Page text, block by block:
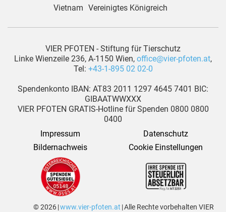
Vietnam Vereinigtes Königreich
VIER PFOTEN - Stiftung für Tierschutz
Linke Wienzeile 236, A-1150 Wien, office@vier-pfoten.at,
Tel: +43-1-895 02 02-0
Spendenkonto IBAN: AT83 2011 1297 4645 7401 BIC:
GIBAATWWXXX
VIER PFOTEN GRATIS-Hotline für Spenden 0800 0800
0400
Impressum
Datenschutz
Bildernachweis
Cookie Einstellungen
© 2026 |www.vier-pfoten.at | Alle Rechte vorbehalten VIER